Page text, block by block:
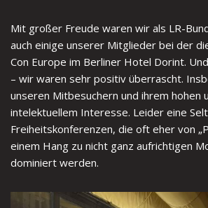
Mit großer Freude waren wir als LR-
auch einige unserer Mitglieder bei der
Con Europe im Berliner Hotel Dorint.
– wir waren sehr positiv überrascht.
unseren Mitbesuchern und ihrem hohen
intelektuellem Interesse. Leider eine
Freiheitskonferenzen, die oft eher von
einem Hang zu nicht ganz aufrichtigen
dominiert werden.